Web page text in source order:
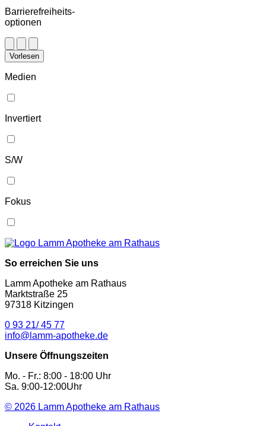
Barrierefreiheits-
optionen
Vorlesen
Medien
Invertiert
S/W
Fokus
So erreichen Sie uns
Lamm Apotheke am Rathaus
Marktstraße 25
97318 Kitzingen
0 93 21/ 45 77
info@lamm-apotheke.de
Unsere Öffnungszeiten
Mo. - Fr.: 8:00 - 18:00 Uhr
Sa. 9:00-12:00Uhr
© 2026 Lamm Apotheke am Rathaus